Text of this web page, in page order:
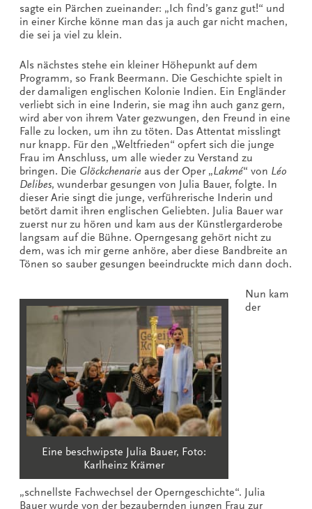
sagte ein Pärchen zueinander: „Ich find’s ganz gut!“ und
in einer Kirche könne man das ja auch gar nicht machen,
die sei ja viel zu klein.
Als nächstes stehe ein kleiner Höhepunkt auf dem
Programm, so Frank Beermann. Die Geschichte spielt in
der damaligen englischen Kolonie Indien. Ein Engländer
verliebt sich in eine Inderin, sie mag ihn auch ganz gern,
wird aber von ihrem Vater gezwungen, den Freund in eine
Falle zu locken, um ihn zu töten. Das Attentat misslingt
nur knapp. Für den „Weltfrieden“ opfert sich die junge
Frau im Anschluss, um alle wieder zu Verstand zu
bringen. Die Glöckchenarie aus der Oper „Lakmé“ von Léo
Delibes, wunderbar gesungen von Julia Bauer, folgte. In
dieser Arie singt die junge, verführerische Inderin und
betört damit ihren englischen Geliebten. Julia Bauer war
zuerst nur zu hören und kam aus der Künstlergarderobe
langsam auf die Bühne. Operngesang gehört nicht zu
dem, was ich mir gerne anhöre, aber diese Bandbreite an
Tönen so sauber gesungen beeindruckte mich dann doch.
Eine beschwipste Julia Bauer, Foto:
Karlheinz Krämer
Nun kam
der
„schnellste Fachwechsel der Operngeschichte“. Julia
Bauer wurde von der bezaubernden jungen Frau zur